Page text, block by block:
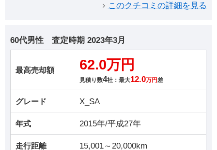
このクチコミの詳細を見る
60代男性 査定時期 2023年3月
最高売却額 62.0万円
見積り数4社：最大12.0万円差
グレード X_SA
年式 2015年/平成27年
走行距離 15,001～20,000km